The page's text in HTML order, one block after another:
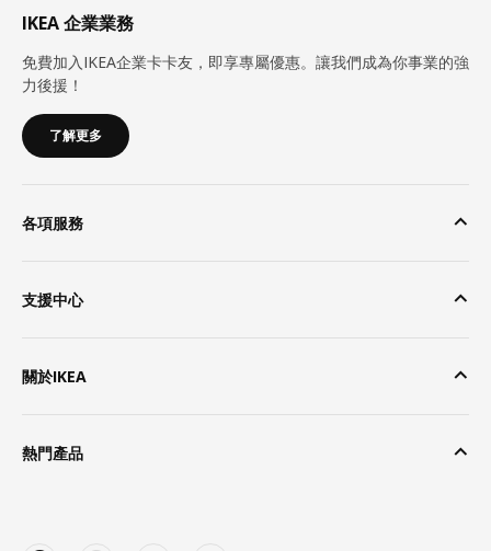
IKEA 企業業務
免費加入IKEA企業卡卡友，即享專屬優惠。讓我們成為你事業的強
力後援！
了解更多
各項服務
支援中心
關於IKEA
熱門產品